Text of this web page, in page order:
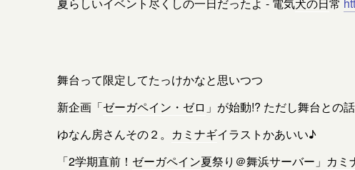
舞台って限定してたっけかなと思いつつ
新企画「ゼーガペイン・ゼロ 」が始動!? ただし舞台との
ゆなん房さんその２。 カミナギイラストかあいい♪
「2学期直前！ ゼーガペイン夏祭り＠舞浜サーバー」 カミ